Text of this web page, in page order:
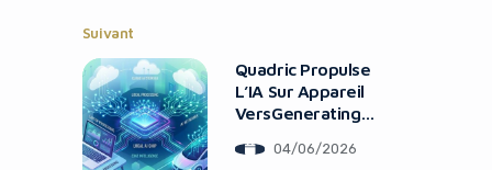
Suivant
Quadric Propulse
L’IA Sur Appareil
VersGenerating
article De04/06/2026